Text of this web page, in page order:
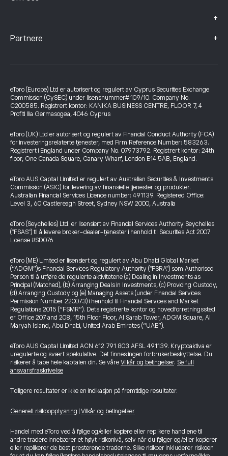
+
Partnere +
eToro (Europe) Ltd er autorisert og regulert av Cyprus Securities Exchange
Commission (CySEC) under lisensnummer# 109/10. Company No.
C200585. Registrert kontor: KANIKA BUSINESS CENTRE, FLOOR 7, 4
Profiti Ilia Germasogeia, 4046 Cyprus
eToro (UK) Ltd er autorisert og regulert av Financial Conduct Authority (FCA)
for investeringsrelaterte tjenester, med Firm Reference Number: 583263.
Registrert i England under Company No. 07973792. Registrert kontor: 24th
floor, One Canada Square, Canary Wharf, London E14 5AB, England.
eToro AUS Capital Limited er regulert av Australian Securities & Investments
Commission (ASIC) for levering av finansielle tjenester og produkter.
Australian Financial Services Licence number: 491139. Registered Office:
Level 3, 60 Castlereagh Street, Sydney NSW 2000, Australia
eToro (Seychelles) Ltd. er lisensiert av Financial Services Authority Seychelles
("FSAS") til å levere broker-dealer-tjenester i henhold til Securities Act 2007
License #SD076
eToro (ME) Limited er lisensiert og regulert av Abu Dhabi Global Market
(“ADGM”)s Financial Services Regulatory Authority ("FSRA") som Authorised
Person til å utføre de regulerte aktivitetene (a) Dealing in Investments as
Principal (Matched), (b) Arranging Deals in Investments, (c) Providing Custody,
(d) Arranging Custody og (e) Managing Assets (under Financial Services
Permission Number 220073) i henhold til Financial Services and Market
Regulations 2015 (“FSMR”). Dets registrerte kontor og hovedforretningssted
er Office 207 and 208, 15th Floor Floor, Al Sarab Tower, ADGM Square, Al
Maryah Island, Abu Dhabi, United Arab Emirates (“UAE”).
eToro AUS Capital Limited ACN 612 791 803 AFSL 491139. Kryptoaktiva er
uregulerte og svært spekulative. Det finnes ingen forbrukerbeskyttelse. Du
risikerer å tape hele kapitalen din. Se våre Vilkår og betingelser. Se full
ansvarsfraskrivelse
Tidligere resultater er ikke en indikasjon på fremtidige resultater.
Generell risikoopplysning Vilkår og betingelser
Handel med eToro ved å følge og/eller kopiere eller replikere handlene til
andre tradere innebærer et høyt risikonivå, selv når du følger og/eller kopierer
eller replikerer de best presterende traderne. Slike risikoer inkluderer risikoen